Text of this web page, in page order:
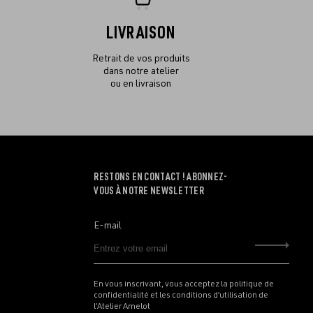
LIVRAISON
Retrait de vos produits
dans notre atelier
ou en livraison
RESTONS EN CONTACT ! ABONNEZ-
VOUS À NOTRE NEWSLETTER
E-mail
En vous inscrivant, vous acceptez la politique de
confidentialité et les conditions d’utilisation de
l’Atelier Amelot